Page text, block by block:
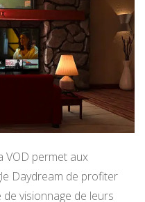
VOD permet aux
Daydream de profiter
visionnage de leurs